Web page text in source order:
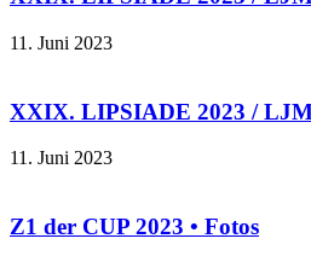
11. Juni 2023
XXIX. LIPSIADE 2023 / LJM
11. Juni 2023
Z1 der CUP 2023 • Fotos